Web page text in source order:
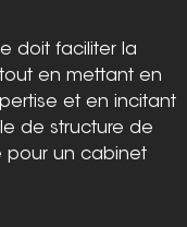
doit faciliter la
en mettant en
et en incitant
de structure de
pour un cabinet